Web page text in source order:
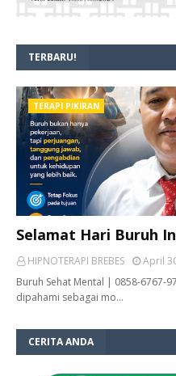
TERBARU!
TERAPI PIKIRAN
Selamat Hari Buruh
HIPNOTERAPI BREBES
April
Buruh Sehat Mental | 0858-6767-
dipahami sebagai mo…
CERITA ANDA